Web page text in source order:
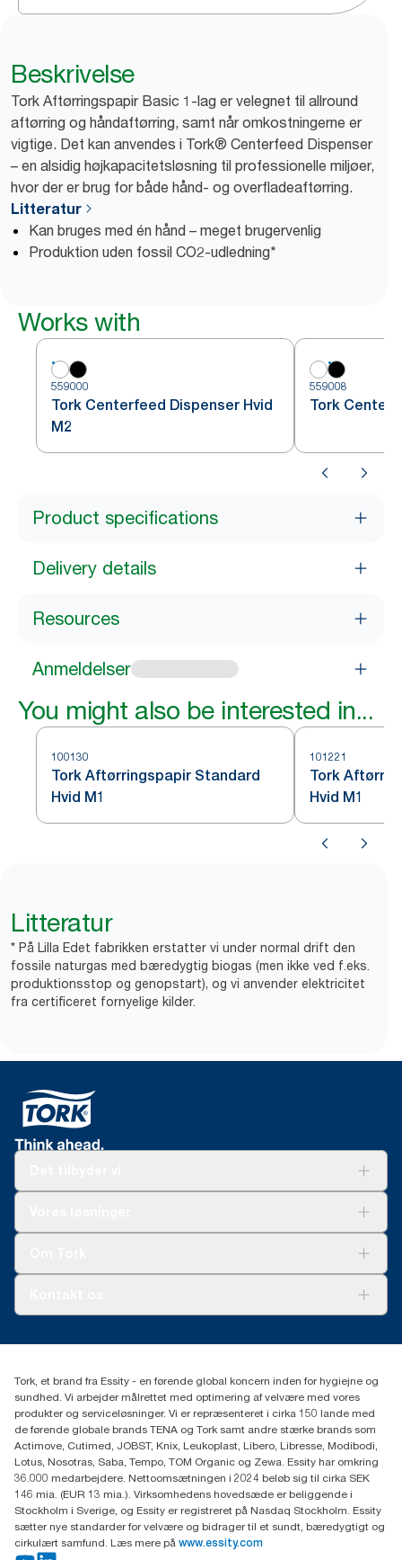
Beskrivelse
Tork Aftørringspapir Basic 1-lag er velegnet til allround
aftørring og håndaftørring, samt når omkostningerne er
vigtige. Det kan anvendes i Tork® Centerfeed Dispenser
– en alsidig højkapacitetsløsning til professionelle miljøer,
hvor der er brug for både hånd- og overfladeaftørring.
Litteratur
Kan bruges med én hånd – meget brugervenlig
Produktion uden fossil CO2-udledning*
Works with
559000
Tork Centerfeed Dispenser Hvid
M2
559008
Tork
Product specifications
Delivery details
Resources
Anmeldelser
You might also be interested in...
100130
Tork Aftørringspapir Standard
Hvid M1
101221
Tork
Hvid M1
Litteratur
* På Lilla Edet fabrikken erstatter vi under normal drift den
fossile naturgas med bæredygtig biogas (men ikke ved f.eks.
produktionsstop og genopstart), og vi anvender elektricitet
fra certificeret fornyelige kilder.
Smiley-rapport
(+45) 48 16 82 44
Professional Hygiene
Gydevang 33
DK-3450 Allerød
Tork, et brand fra Essity - en førende global koncern inden for hygiejne og
sundhed. Vi arbejder målrettet med optimering af velvære med vores
produkter og serviceløsninger. Vi er repræsenteret i cirka 150 lande med
de førende globale brands TENA og Tork samt andre stærke brands som
Actimove, Cutimed, JOBST, Knix, Leukoplast, Libero, Libresse, Modibodi,
Lotus, Nosotras, Saba, Tempo, TOM Organic og Zewa. Essity har omkring
36.000 medarbejdere. Nettoomsætningen i 2024 beløb sig til cirka SEK
146 mia. (EUR 13 mia.). Virksomhedens hovedsæde er beliggende i
Stockholm i Sverige, og Essity er registreret på Nasdaq Stockholm. Essity
sætter nye standarder for velvære og bidrager til et sundt, bæredygtigt og
cirkulært samfund. Læs mere på www.essity.com